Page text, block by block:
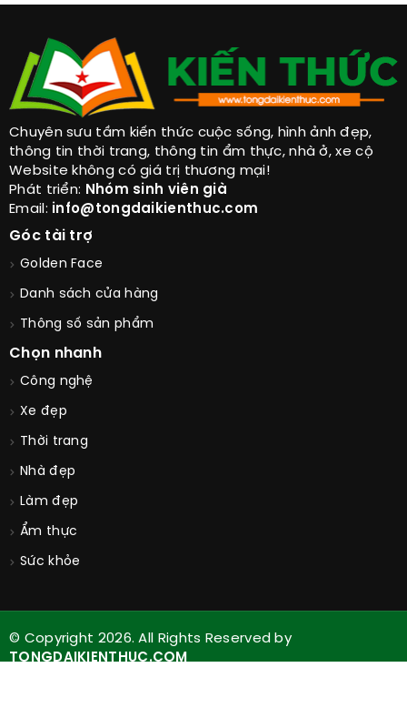
Chuyên sưu tầm kiến thức cuộc sống, hình ảnh đẹp,
thông tin thời trang, thông tin ẩm thực, nhà ở, xe cộ
Website không có giá trị thương mại!
Phát triển: Nhóm sinh viên già
Email: info@tongdaikienthuc.com
Góc tài trợ
Golden Face
Danh sách cửa hàng
Thông số sản phẩm
Chọn nhanh
Công nghệ
Xe đẹp
Thời trang
Nhà đẹp
Làm đẹp
Ẩm thực
Sức khỏe
© Copyright 2026. All Rights Reserved by
TONGDAIKIENTHUC.COM